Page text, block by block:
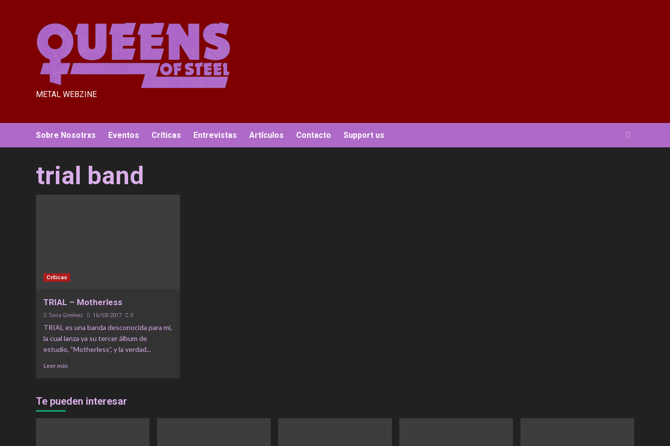
METAL WEBZINE
Sobre Nosotrxs Eventos Críticas Entrevistas Artículos Contacto Support us
trial band
Críticas
TRIAL – Motherless
Tania Giménez 16/03/2017 0
TRIAL es una banda desconocida para mí,
la cual lanza ya su tercer álbum de
estudio, “Motherless”, y la verdad...
Leer más
Te pueden interesar